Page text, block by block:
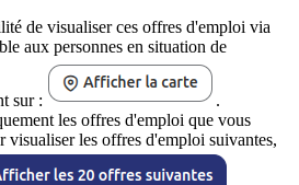
de visualiser ces offres d'emploi via
aux personnes en situation de
sur :
.
les offres d'emploi que vous
visualiser les offres d'emploi suivantes,